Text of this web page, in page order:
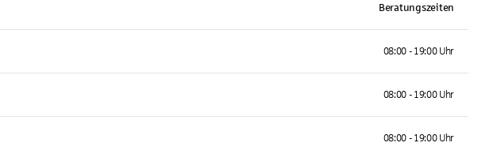
Beratungszeiten
08:00 - 19:00 Uhr
08:00 - 19:00 Uhr
08:00 - 19:00 Uhr